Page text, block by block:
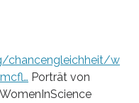
chancengleichheit/w
Porträt von